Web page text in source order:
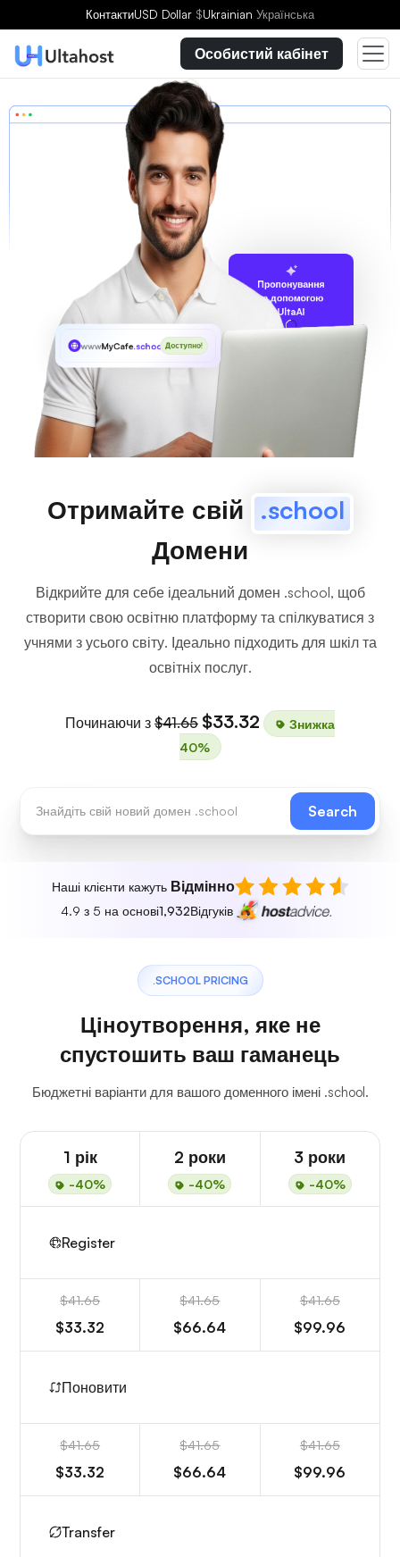
КонтактиUSD Dollar $Ukrainian Українська
Особистий кабінет
Пропонування
за допомогою
UltaAI
wwwMyCafe.school Доступно!
Отримайте свій .school
Домени
Відкрийте для себе ідеальний домен .school, щоб
створити свою освітню платформу та спілкуватися з
учнями з усього світу. Ідеально підходить для шкіл та
освітніх послуг.
Починаючи з $41.65 $33.32
Знижка
40%
Search
Наші клієнти кажуть Відмінно
4.9 з 5 на основі1,932Відгуків
.SCHOOL PRICING
Ціноутворення, яке не
спустошить ваш гаманець
Бюджетні варіанти для вашого доменного імені .school.
1 рік
-40%
2 роки
-40%
3 роки
-40%
Register
$41.65
$33.32
$41.65
$66.64
$41.65
$99.96
Поновити
$41.65
$33.32
$41.65
$66.64
$41.65
$99.96
Transfer